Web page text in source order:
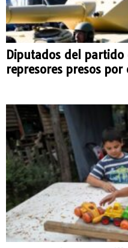
Diputados del
represores presos